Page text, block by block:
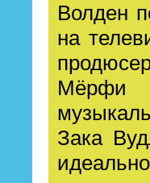
Волден
на
Мёрфи
Зака